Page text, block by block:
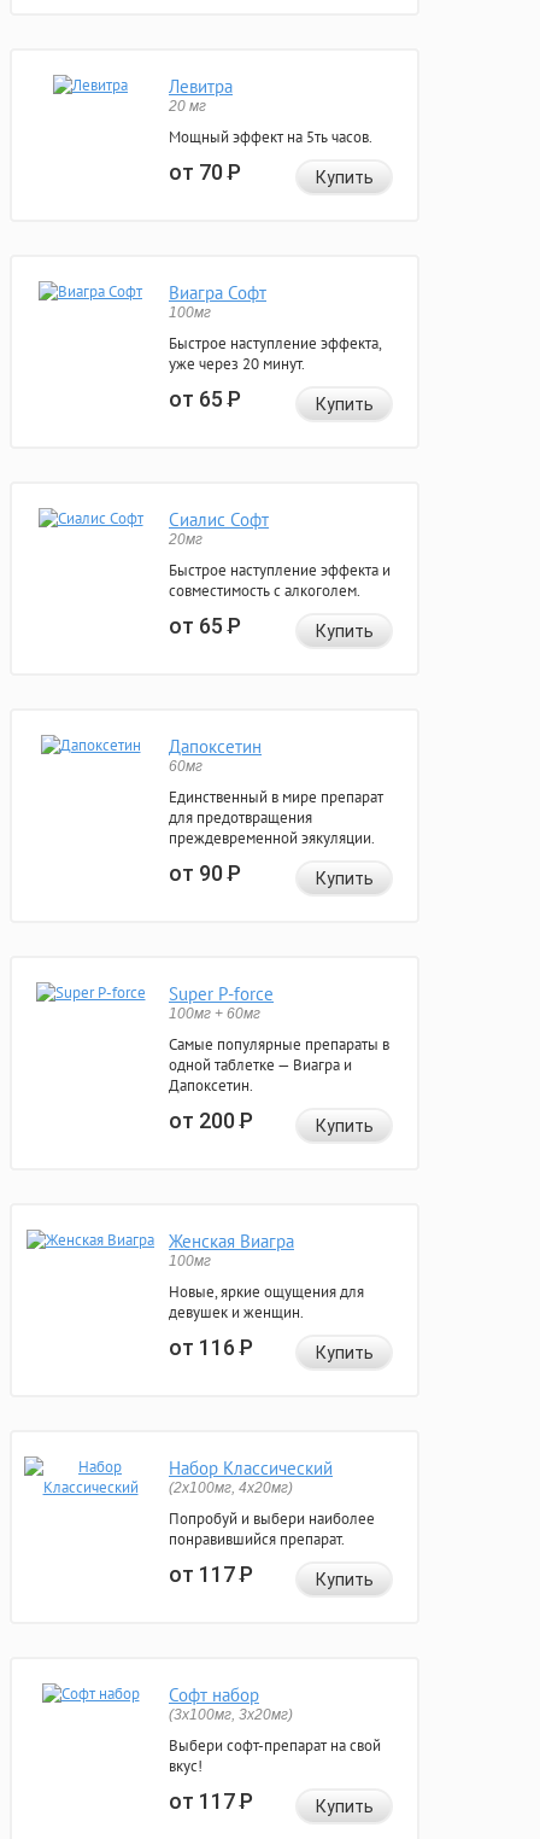
Левитра
20 мг
Мощный эффект на 5ть часов.
от 70Р Купить
Виагра Софт
100мг
Быстрое наступление эффекта,
уже через 20 минут.
от 65Р Купить
Сиалис Софт
20мг
Быстрое наступление эффекта и
совместимость с алкоголем.
от 65Р Купить
Дапоксетин
60мг
Единственный в мире препарат
для предотвращения
преждевременной эякуляции.
от 90Р Купить
Super P-force
100мг + 60мг
Самые популярные препараты в
одной таблетке — Виагра и
Дапоксетин.
от 200Р Купить
Женская Виагра
100мг
Новые, яркие ощущения для
девушек и женщин.
от 116Р Купить
Набор Классический
(2x100мг, 4x20мг)
Попробуй и выбери наиболее
понравившийся препарат.
от 117Р Купить
Софт набор
(3x100мг, 3x20мг)
Выбери софт-препарат на свой
вкус!
от 117Р Купить